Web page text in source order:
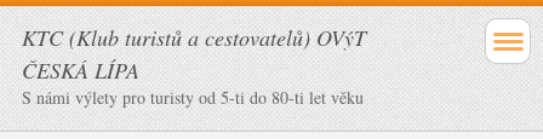
KTC (Klub turistů a cestovatelů) OVýT
ČESKÁ LÍPA
S námi výlety pro turisty od 5-ti do 80-ti let věku